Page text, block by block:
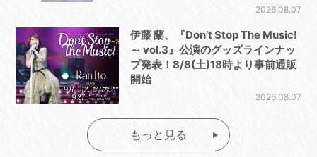
2026.08.07
伊藤 蘭、『Don’t Stop The Music!
～ vol.3』公演のグッズラインナッ
プ発表！8/8(土)18時より事前通販
開始
2026.08.07
もっと見る